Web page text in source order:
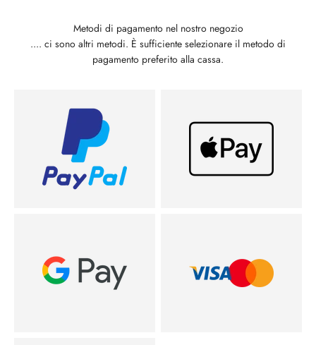
Metodi di pagamento nel nostro negozio
.... ci sono altri metodi. È sufficiente selezionare il metodo di
pagamento preferito alla cassa.